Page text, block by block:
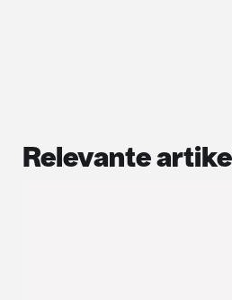
Relevante